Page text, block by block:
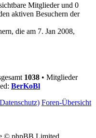
Mitglieder und 0
aktiven Besuchern der
die am 7. Jan 2008,
1038 • Mitglieder
BerKoBl
Foren-Übersicht